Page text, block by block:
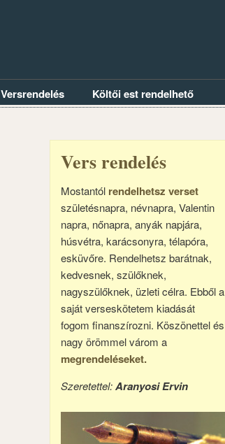
Versrendelés Költői est rendelhető
Vers rendelés
Mostantól rendelhetsz verset
születésnapra, névnapra, Valentin
napra, nőnapra, anyák napjára,
húsvétra, karácsonyra, télapóra,
esküvőre. Rendelhetsz barátnak,
kedvesnek, szülőknek,
nagyszülőknek, üzleti célra. Ebből a
saját verseskötetem kiadását
fogom finanszírozni. Köszönettel és
nagy örömmel várom a
megrendeléseket.
Szeretettel:Aranyosi Ervin